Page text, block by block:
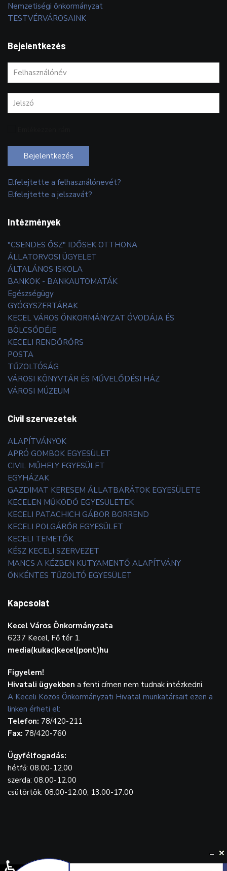
Nemzetiségi önkormányzat
TESTVÉRVÁROSAINK
Bejelentkezés
Bejelentkezés
Elfelejtette a felhasználónevét?
Elfelejtette a jelszavát?
Intézmények
"CSENDES ŐSZ" IDŐSEK OTTHONA
ÁLLATORVOSI ÜGYELET
ÁLTALÁNOS ISKOLA
BANKOK - BANKAUTOMATÁK
Egészségügy
GYÓGYSZERTÁRAK
KECEL VÁROS ÖNKORMÁNYZAT ÓVODÁJA ÉS
BÖLCSŐDÉJE
KECELI RENDŐRŐRS
POSTA
TŰZOLTÓSÁG
VÁROSI KÖNYVTÁR ÉS MŰVELŐDÉSI HÁZ
VÁROSI MÚZEUM
Civil szervezetek
ALAPÍTVÁNYOK
APRÓ GOMBOK EGYESÜLET
CIVIL MŰHELY EGYESÜLET
EGYHÁZAK
GAZDIMAT KERESEM ÁLLATBARÁTOK EGYESÜLETE
KECELEN MŰKÖDŐ EGYESÜLETEK
KECELI PATACHICH GÁBOR BORREND
KECELI POLGÁRŐR EGYESÜLET
KECELI TEMETŐK
KÉSZ KECELI SZERVEZET
MANCS A KÉZBEN KUTYAMENTŐ ALAPÍTVÁNY
ÖNKÉNTES TŰZOLTÓ EGYESÜLET
Kapcsolat
Kecel Város Önkormányzata
6237 Kecel, Fő tér 1.
media(kukac)kecel(pont)hu
Figyelem!
Hivatali ügyekben a fenti címen nem tudnak intézkedni.
A Keceli Közös Önkormányzati Hivatal munkatársait ezen a
linken érheti el:
Telefon: 78/420-211
Fax: 78/420-760
Ügyfélfogadás:
hétfő: 08.00-12.00
szerda: 08.00-12.00
csütörtök: 08.00-12.00, 13.00-17.00